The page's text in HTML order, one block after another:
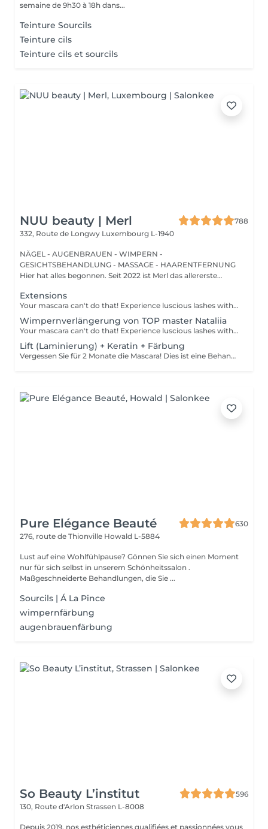
semaine de 9h30 à 18h dans...
Teinture Sourcils
Teinture cils
Teinture cils et sourcils
NUU beauty | Merl
788
332, Route de Longwy Luxembourg L-1940
NÄGEL - AUGENBRAUEN - WIMPERN -
GESICHTSBEHANDLUNG - MASSAGE - HAARENTFERNUNG
Hier hat alles begonnen. Seit 2022 ist Merl das allererste
Extensions
Your mascara can't do that! Experience luscious lashes with our professional lash extensions. Each artificial lash is expertly applied to your natural lashes, creating a fuller, longer, and darker look. Volume options: choose from 1D to 5D for the perfect fullness. Personalised choices: discuss your preferences for curves and colours with our expert. What to expect: - eye area is cleaned - tape and patches protect the skin - extensions are applied to your natural lashes - lashes are dried for a secure hold - tape and patches are removed Post-care: avoid wetting lashes for 24 hours. Frequency: schedule every 3-4 weeks.
Wimpernverlängerung von TOP master Nataliia
Your mascara can't do that! Experience luscious lashes with our professional lash extensions. Each artificial lash is expertly applied to your natural lashes, creating a fuller, longer, and darker look. Volume options: choose from 1D to 5D for the perfect fullness. Personalised choices: discuss your preferences for curves and colours with our expert. Comfort focused: extensions are applied one eye at a time, with breaks as needed during the 2-hour process. What to expect: - eye area is cleaned - tape and patches protect the skin - extensions are applied to your natural lashes - lashes are dried for a secure hold - tape and patches are removed Post-care: avoid wetting lashes for 24 hours. Frequency: schedule every 3-4 weeks.
Lift (Laminierung) + Keratin + Färbung
Vergessen Sie für 2 Monate die Mascara! Dies ist eine Behandlung, bei der Ihre natürlichen Wimpern angehoben und gekräuselt werden, um sie länger aussehen zu lassen und ihnen eine attraktive Form zu verleihen, die Ihre Augen öffnet. Wie wird die Wimpernlaminierung durchgeführt? - Wimpern werden gewaschen - Augenpads werden platziert - Silikonstäbchen werden platziert - Permanentlösung wird aufgetragen - Liftinglösung verbleibt etwa 15 Minuten auf den Wimpern - Neutralisierungslösung wird aufgetragen, um die Disulfid-Wimpernbindungen wiederherzustellen - Henna oder Farbe wird aufgetragen - Keratin (Serum wird aufgetragen, um die Wimpern hydratisiert und gesund zu halten) - Silikonstäbchen werden entfernt Altersbeschränkungen: empfohlenes Mindestalter ab 14 Jahren. Empfehlungen nach dem Eingriff: die Wimpern 24 Stunden nach dem Eingriff nicht waschen. Frequenz: einmal in 8 Wochen.
Pure Elégance Beauté
630
276, route de Thionville Howald L-5884
Lust auf eine Wohlfühlpause? Gönnen Sie sich einen Moment
nur für sich selbst in unserem Schönheitssalon .
Maßgeschneiderte Behandlungen, die Sie ...
Sourcils | Á La Pince
wimpernfärbung
augenbrauenfärbung
So Beauty L’institut
596
130, Route d'Arlon Strassen L-8008
Depuis 2019, nos esthéticiennes qualifiées et passionnées vous